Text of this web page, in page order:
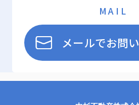
MAIL
メールでお問